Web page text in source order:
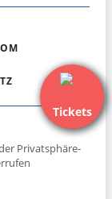
Tickets
Privatsphäre-